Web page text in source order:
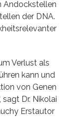
Andockstellen
der DNA.
Verlust als
kann und
von Genen
sagt Dr. Nikolai
Erstautor